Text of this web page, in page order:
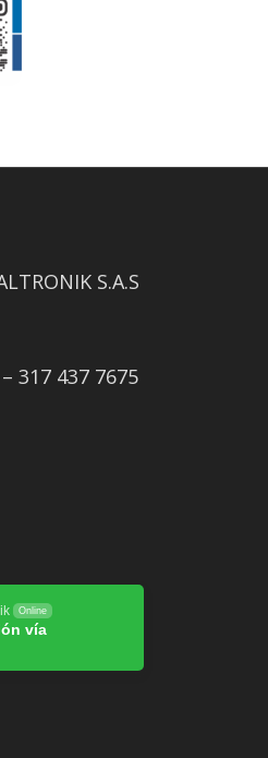
S.A.S
317 437 7675
Online
vía